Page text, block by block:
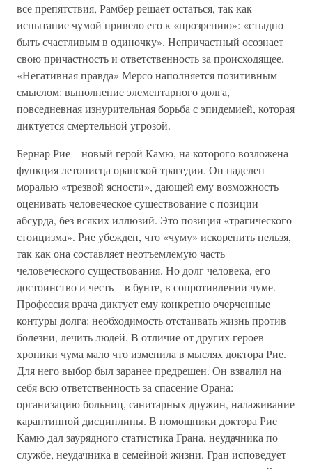
все препятствия, Рамбер решает остаться, так как
испытание чумой привело его к «прозрению»: «стыдно
быть счастливым в одиночку». Непричастный осознает
свою причастность и ответственность за происходящее.
«Негативная правда» Мерсо наполняется позитивным
смыслом: выполнение элементарного долга,
повседневная изнурительная борьба с эпидемией, которая
диктуется смертельной угрозой.
Бернар Рие – новый герой Камю, на которого возложена
функция летописца оранской трагедии. Он наделен
моралью «трезвой ясности», дающей ему возможность
оценивать человеческое существование с позиции
абсурда, без всяких иллюзий. Это позиция «трагического
стоицизма». Рие убежден, что «чуму» искоренить нельзя,
так как она составляет неотъемлемую часть
человеческого существования. Но долг человека, его
достоинство и честь – в бунте, в сопротивлении чуме.
Профессия врача диктует ему конкретно очерченные
контуры долга: необходимость отстаивать жизнь против
болезни, лечить людей. В отличие от других героев
хроники чума мало что изменила в мыслях доктора Рие.
Для него выбор был заранее предрешен. Он взвалил на
себя всю ответственность за спасение Орана:
организацию больниц, санитарных дружин, налаживание
карантинной дисциплины. В помощники доктора Рие
Камю дал заурядного статистика Грана, неудачника по
службе, неудачника в семейной жизни. Гран исповедует